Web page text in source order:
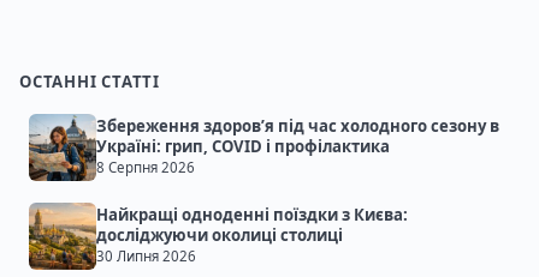
ОСТАННІ СТАТТІ
Збереження здоров’я під час холодного сезону в
Україні: грип, COVID і профілактика
8 Серпня 2026
Найкращі одноденні поїздки з Києва:
досліджуючи околиці столиці
30 Липня 2026